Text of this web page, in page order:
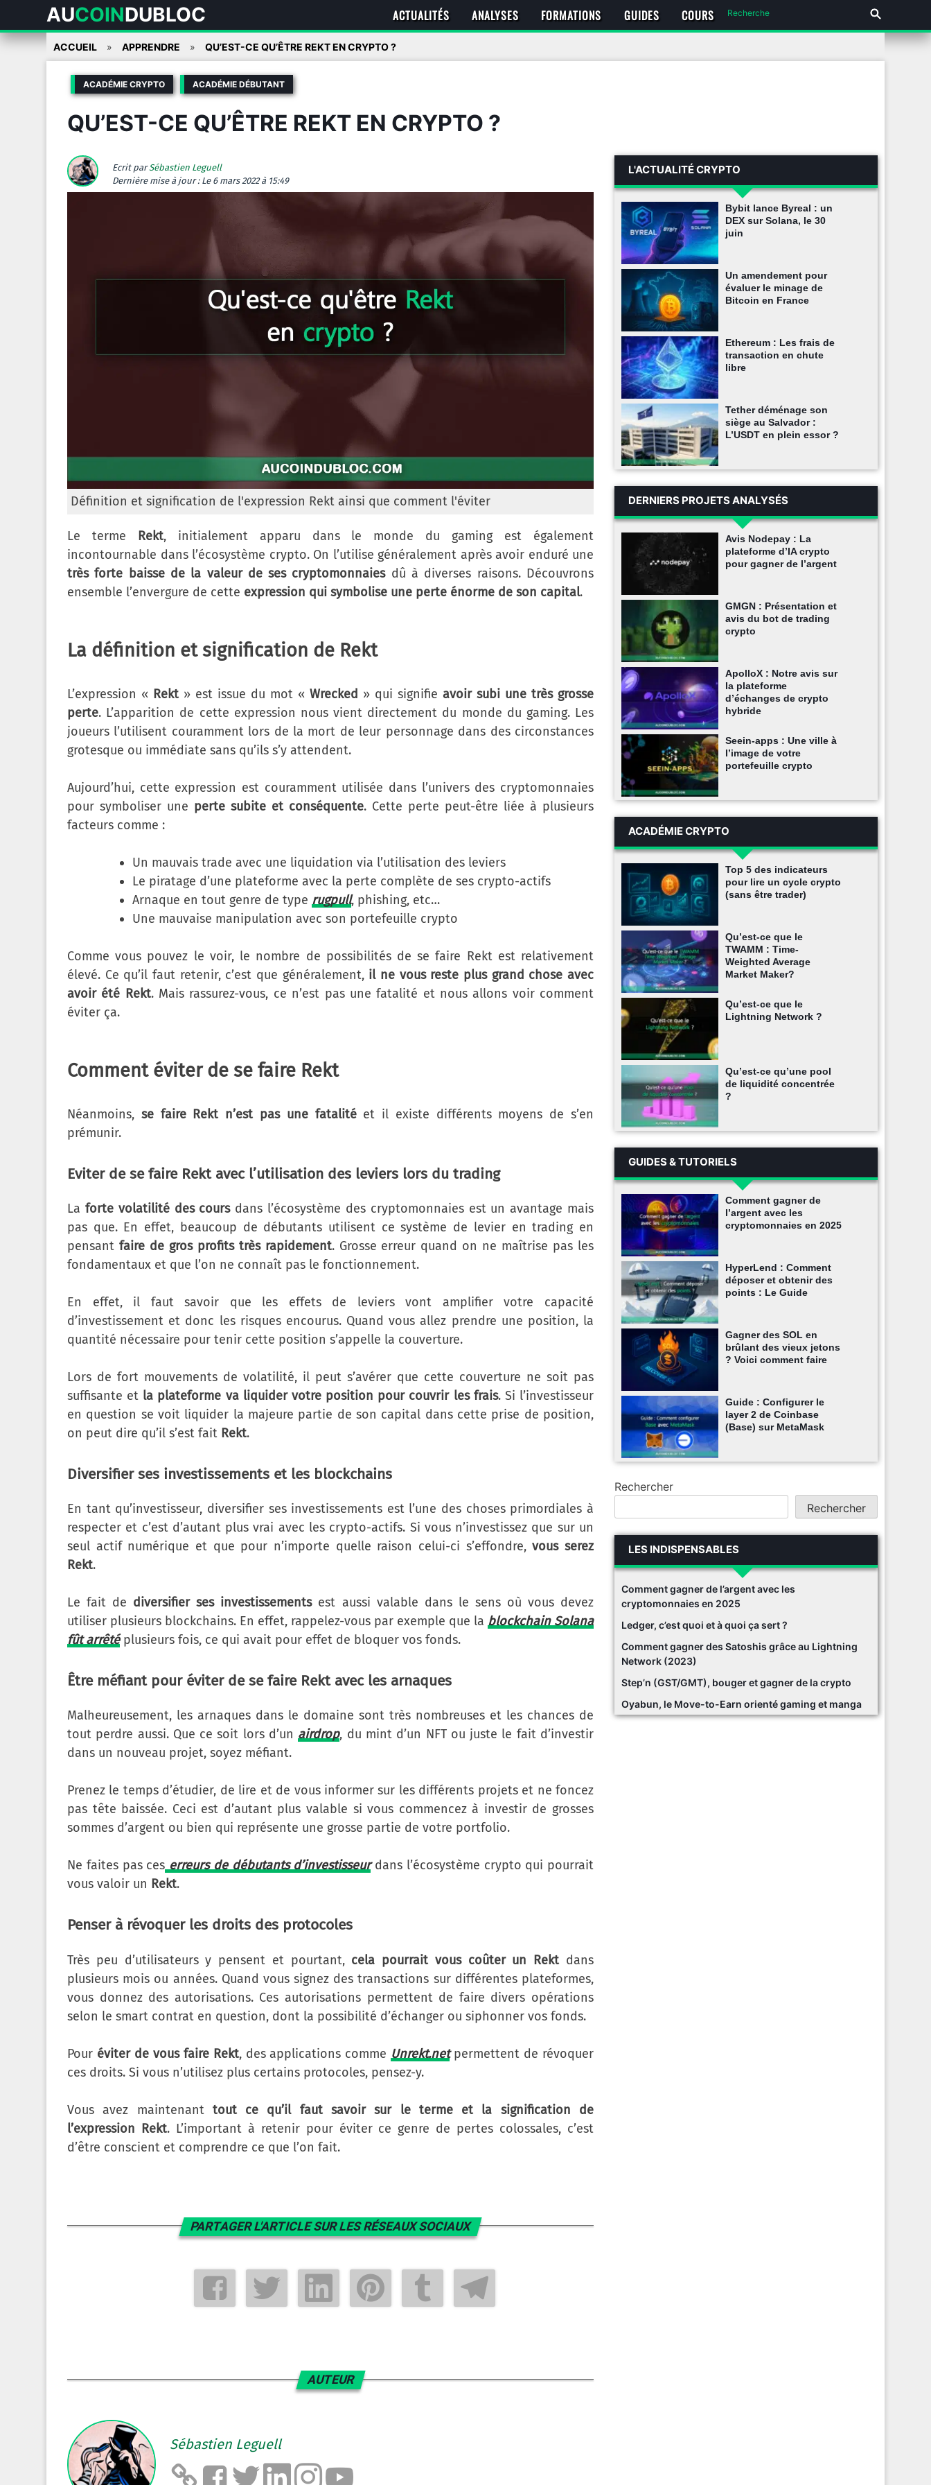
AUCOINDUBLOC ACTUALITÉS ANALYSES FORMATIONS GUIDES COURS
Skip
ACCUEIL APPRENDRE QU’EST-CE QU’ÊTRE REKT EN CRYPTO ?
ACADÉMIE CRYPTO ACADÉMIE DÉBUTANT
QU’EST-CE QU’ÊTRE REKT EN CRYPTO ?
Ecrit parSébastien Leguell
Dernière mise à jour : Le 6 mars 2022 à 15:49
Définition et signification de l'expression Rekt ainsi que comment l'éviter
Le terme Rekt, initialement apparu dans le monde du gaming est également
incontournable dans l’écosystème crypto. On l’utilise généralement après avoir enduré une
très forte baisse de la valeur de ses cryptomonnaiesdû à diverses raisons. Découvrons
ensemble l’envergure de cette expression qui symbolise une perte énorme de son capital.
La définition et signification de Rekt
L’expression « Rekt » est issue du mot « Wrecked » qui signifie avoir subi une très grosse
perte. L’apparition de cette expression nous vient directement du monde du gaming. Les
joueurs l’utilisent couramment lors de la mort de leur personnage dans des circonstances
grotesque ou immédiate sans qu’ils s’y attendent.
Aujourd’hui, cette expression est couramment utilisée dans l’univers des cryptomonnaies
pour symboliser une perte subite et conséquente. Cette perte peut-être liée à plusieurs
facteurs comme :
Un mauvais trade avec une liquidation via l’utilisation des leviers
Le piratage d’une plateforme avec la perte complète de ses crypto-actifs
Arnaque en tout genre de type rugpull, phishing, etc…
Une mauvaise manipulation avec son portefeuille crypto
Comme vous pouvez le voir, le nombre de possibilités de se faire Rekt est relativement
élevé. Ce qu’il faut retenir, c’est que généralement, il ne vous reste plus grand chose avec
avoir été Rekt. Mais rassurez-vous, ce n’est pas une fatalité et nous allons voir comment
éviter ça.
Comment éviter de se faire Rekt
Néanmoins, se faire Rekt n’est pas une fatalitéet il existe différents moyens de s’en
prémunir.
Eviter de se faire Rekt avec l’utilisation des leviers lors du trading
La forte volatilité des coursdans l’écosystème des cryptomonnaies est un avantage mais
pas que. En effet, beaucoup de débutants utilisent ce système de levier en trading en
pensant faire de gros profits très rapidement. Grosse erreur quand on ne maîtrise pas les
fondamentaux et que l’on ne connaît pas le fonctionnement.
En effet, il faut savoir que les effets de leviers vont amplifier votre capacité
d’investissement et donc les risques encourus. Quand vous allez prendre une position, la
quantité nécessaire pour tenir cette position s’appelle la couverture.
Lors de fort mouvements de volatilité, il peut s’avérer que cette couverture ne soit pas
suffisante et la plateforme va liquider votre position pour couvrir les frais. Si l’investisseur
en question se voit liquider la majeure partie de son capital dans cette prise de position,
on peut dire qu’il s’est fait Rekt.
Diversifier ses investissements et les blockchains
En tant qu’investisseur, diversifier ses investissements est l’une des choses primordiales à
respecter et c’est d’autant plus vrai avec les crypto-actifs. Si vous n’investissez que sur un
seul actif numérique et que pour n’importe quelle raison celui-ci s’effondre,vous serez
Rekt.
Le fait de diversifier ses investissementsest aussi valable dans le sens où vous devez
utiliser plusieurs blockchains. En effet, rappelez-vous par exemple que la blockchain Solana
fût arrêtéplusieurs fois, ce qui avait pour effet de bloquer vos fonds.
Être méfiant pour éviter de se faire Rekt avec les arnaques
Malheureusement, les arnaques dans le domaine sont très nombreuses et les chances de
tout perdre aussi. Que ce soit lors d’unairdrop, du mint d’un NFT ou juste le fait d’investir
dans un nouveau projet, soyez méfiant.
Prenez le temps d’étudier, de lire et de vous informer sur les différents projets et ne foncez
pas tête baissée. Ceci est d’autant plus valable si vous commencez à investir de grosses
sommes d’argent ou bien qui représente une grosse partie de votre portfolio.
Ne faites pas ceserreurs de débutants d’investisseurdans l’écosystème crypto qui pourrait
vous valoir un Rekt.
Penser à révoquer les droits des protocoles
Très peu d’utilisateurs y pensent et pourtant, cela pourrait vous coûter un Rekt dans
plusieurs mois ou années. Quand vous signez des transactions sur différentes plateformes,
vous donnez des autorisations. Ces autorisations permettent de faire divers opérations
selon le smart contrat en question, dont la possibilité d’échanger ou siphonner vos fonds.
Pour éviter de vous faire Rekt, des applications comme Unrekt.netpermettent de révoquer
ces droits. Si vous n’utilisez plus certains protocoles, pensez-y.
Vous avez maintenant tout ce qu’il faut savoir sur le terme et la signification de
l’expression Rekt. L’important à retenir pour éviter ce genre de pertes colossales, c’est
d’être conscient et comprendre ce que l’on fait.
PARTAGER L'ARTICLE SUR LES RÉSEAUX SOCIAUX
AUTEUR
Sébastien Leguell
L'ACTUALITÉ CRYPTO
Bybit lance Byreal : un
DEX sur Solana, le 30
juin
Un amendement pour
évaluer le minage de
Bitcoin en France
Ethereum : Les frais de
transaction en chute
libre
Tether déménage son
siège au Salvador :
L’USDT en plein essor ?
DERNIERS PROJETS ANALYSÉS
Avis Nodepay : La
plateforme d’IA crypto
pour gagner de l’argent
GMGN : Présentation et
avis du bot de trading
crypto
ApolloX : Notre avis sur
la plateforme
d’échanges de crypto
hybride
Seein-apps : Une ville à
l’image de votre
portefeuille crypto
ACADÉMIE CRYPTO
Top 5 des indicateurs
pour lire un cycle crypto
(sans être trader)
Qu’est-ce que le
TWAMM : Time-
Weighted Average
Market Maker?
Qu’est-ce que le
Lightning Network ?
Qu’est-ce qu’une pool
de liquidité concentrée
?
GUIDES & TUTORIELS
Comment gagner de
l’argent avec les
cryptomonnaies en 2025
HyperLend : Comment
déposer et obtenir des
points : Le Guide
Gagner des SOL en
brûlant des vieux jetons
? Voici comment faire
Guide : Configurer le
layer 2 de Coinbase
(Base) sur MetaMask
Rechercher
Rechercher
LES INDISPENSABLES
Comment gagner de l’argent avec les
cryptomonnaies en 2025
Ledger, c’est quoi et à quoi ça sert ?
Comment gagner des Satoshis grâce au Lightning
Network (2023)
Step’n (GST/GMT), bouger et gagner de la crypto
Oyabun, le Move-to-Earn orienté gaming et manga